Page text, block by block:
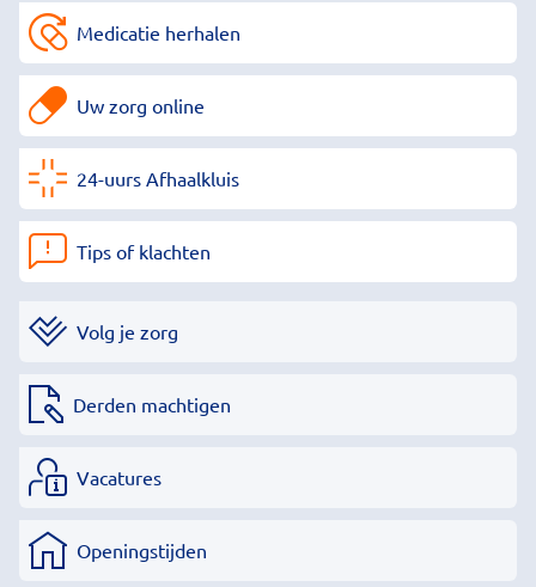
Medicatie herhalen
Uw zorg online
24-uurs Afhaalkluis
Tips of klachten
Volg je zorg
Derden machtigen
Vacatures
Openingstijden